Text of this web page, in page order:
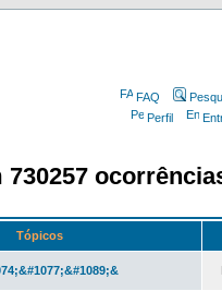
FAQ
Perfil
Tópicos